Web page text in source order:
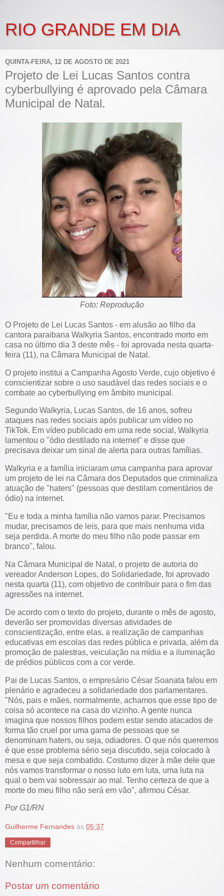
RIO GRANDE EM DIA
QUINTA-FEIRA, 12 DE AGOSTO DE 2021
Projeto de Lei Lucas Santos contra
cyberbullying é aprovado pela Câmara
Municipal de Natal.
Foto: Reprodução
O Projeto de Lei Lucas Santos - em alusão ao filho da
cantora paraibana Walkyria Santos, encontrado morto em
casa no último dia 3 deste mês - foi aprovada nesta quarta-
feira (11), na Câmara Municipal de Natal.
O projeto institui a Campanha Agosto Verde, cujo objetivo é
conscientizar sobre o uso saudável das redes sociais e o
combate ao cyberbullying em âmbito municipal.
Segundo Walkyria, Lucas Santos, de 16 anos, sofreu
ataques nas redes sociais após publicar um vídeo no
TikTok. Em vídeo publicado em uma rede social, Walkyria
lamentou o "ódio destilado na internet" e disse que
precisava deixar um sinal de alerta para outras famílias.
Walkyria e a família iniciaram uma campanha para aprovar
um projeto de lei na Câmara dos Deputados que criminaliza
atuação de "haters" (pessoas que destilam comentários de
ódio) na internet.
"Eu e toda a minha família não vamos parar. Precisamos
mudar, precisamos de leis, para que mais nenhuma vida
seja perdida. A morte do meu filho não pode passar em
branco", falou.
Na Câmara Municipal de Natal, o projeto de autoria do
vereador Anderson Lopes, do Solidariedade, foi aprovado
nesta quarta (11), com objetivo de contribuir para o fim das
agressões na internet.
De acordo com o texto do projeto, durante o mês de agosto,
deverão ser promovidas diversas atividades de
conscientização, entre elas, a realização de campanhas
educativas em escolas das redes pública e privada, além da
promoção de palestras, veiculação na mídia e a iluminação
de prédios públicos com a cor verde.
Pai de Lucas Santos, o empresário César Soanata falou em
plenário e agradeceu a solidariedade dos parlamentares.
"Nós, pais e mães, normalmente, achamos que esse tipo de
coisa só acontece na casa do vizinho. A gente nunca
imagina que nossos filhos podem estar sendo atacados de
forma tão cruel por uma gama de pessoas que se
denominam haters, ou seja, odiadores. O que nós queremos
é que esse problema sério seja discutido, seja colocado à
mesa e que seja combatido. Costumo dizer à mãe dele que
nós vamos transformar o nosso luto em luta, uma luta na
qual o bem vai sobressair ao mal. Tenho certeza de que a
morte do meu filho não será em vão", afirmou César.
Por G1/RN
Guilherme Fernandes às 05:37
Compartilhar
Nenhum comentário:
Postar um comentário